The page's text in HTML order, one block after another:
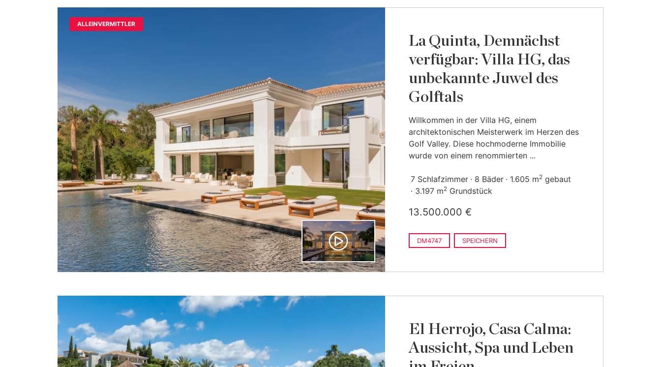
ALLEINVERMITTLER
La Quinta, Demnächst
verfügbar: Villa HG, das
unbekannte Juwel des
Golftals
Willkommen in der Villa HG, einem
architektonischen Meisterwerk im Herzen des
Golf Valley. Diese hochmoderne Immobilie
wurde von einem renommierten ...
7 Schlafzimmer 8 Bäder 1.605 m2 gebaut
3.197 m2 Grundstück
13.500.000 €
DM4747 SPEICHERN
El Herrojo, Casa Calma:
Aussicht, Spa und Leben